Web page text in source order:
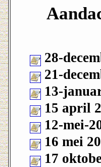
28-
21-
13-
15 april
12-mei-
16 mei
17